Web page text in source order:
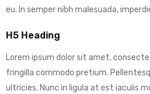
eu. In semper nibh malesuada,
H5 Heading
Lorem ipsum dolor sit amet,
fringilla commodo pretium.
ultricies. Nunc in ligula at est iaculis